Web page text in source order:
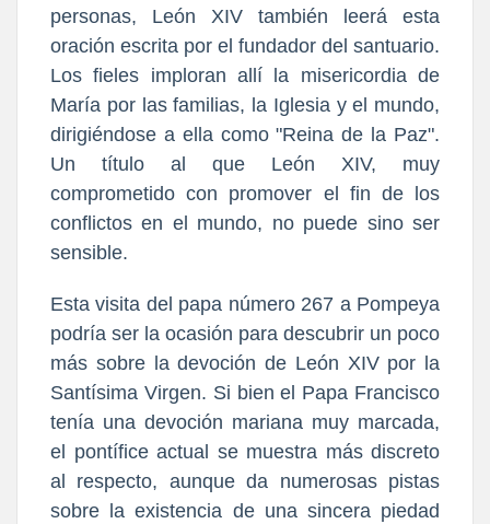
personas, León XIV también leerá esta
oración escrita por el fundador del santuario.
Los fieles imploran allí la misericordia de
María por las familias, la Iglesia y el mundo,
dirigiéndose a ella como "Reina de la Paz".
Un título al que León XIV, muy
comprometido con promover el fin de los
conflictos en el mundo, no puede sino ser
sensible.
Esta visita del papa número 267 a Pompeya
podría ser la ocasión para descubrir un poco
más sobre la devoción de León XIV por la
Santísima Virgen. Si bien el Papa Francisco
tenía una devoción mariana muy marcada,
el pontífice actual se muestra más discreto
al respecto, aunque da numerosas pistas
sobre la existencia de una sincera piedad